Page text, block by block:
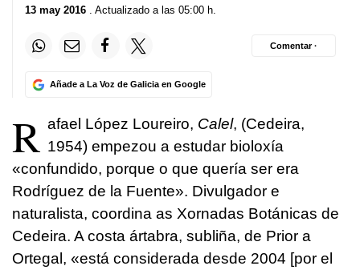
13 may 2016 . Actualizado a las 05:00 h.
Añade a La Voz de Galicia en Google
Comentar ·
R afael López Loureiro, Calel, (Cedeira,
1954) empezou a estudar bioloxía
«confundido, porque o que quería ser era
Rodríguez de la Fuente». Divulgador e
naturalista, coordina as Xornadas Botánicas de
Cedeira. A costa ártabra, subliña, de Prior a
Ortegal, «está considerada desde 2004 [por el